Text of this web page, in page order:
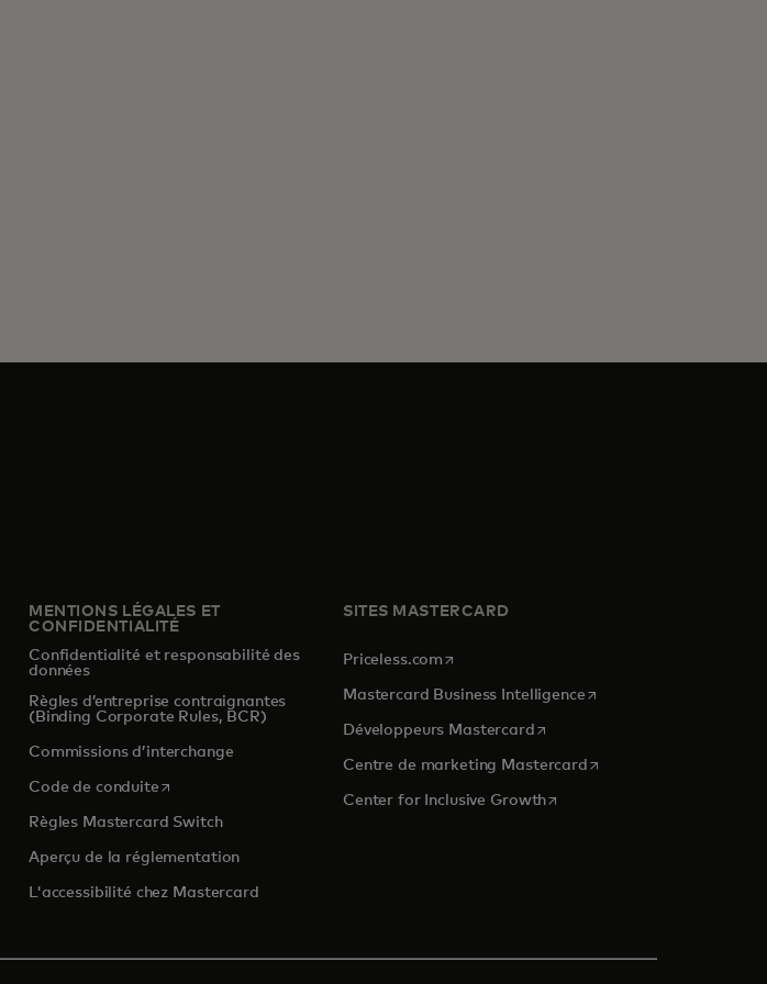
onglet
MENTIONS LÉGALES ET
CONFIDENTIALITÉ
Confidentialité et responsabilité des
données
Règles d’entreprise contraignantes
(Binding Corporate Rules, BCR)
Commissions d’interchange
Code de conduites’ouvre dans un nouvel onglet
Règles Mastercard Switch
Aperçu de la réglementation
L'accessibilité chez Mastercard
SITES MASTERCARD
Priceless.com s’ouvre dans un nouvel onglet
Mastercard Business Intelligences’ouvre dans un nouvel
Développeurs Mastercards’ouvre dans un nouvel onglet
Centre de marketing Mastercards’ouvre dans un nouvel
Center for Inclusive Growths’ouvre dans un nouvel onglet